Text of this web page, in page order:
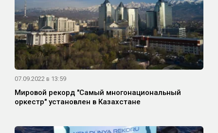
07.09.2022 в 13:59
Мировой рекорд "Самый многонациональный
оркестр" установлен в Казахстане